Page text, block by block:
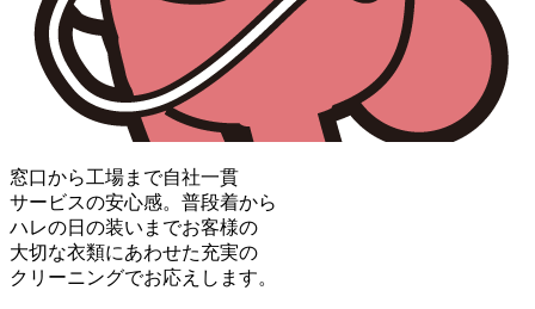
窓口から工場まで自社一貫
サービスの安心感。普段着から
ハレの日の装いまでお客様の
大切な衣類にあわせた充実の
クリーニングでお応えします。